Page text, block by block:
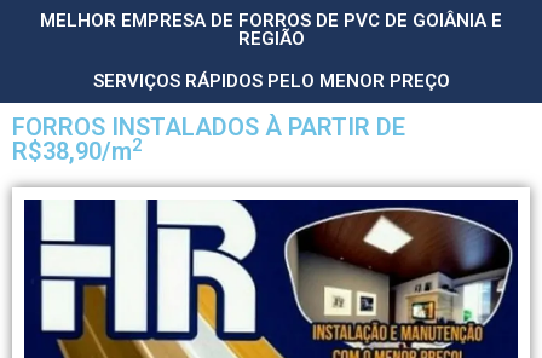
MELHOR EMPRESA DE FORROS DE PVC DE GOIÂNIA E
REGIÃO
SERVIÇOS RÁPIDOS PELO MENOR PREÇO
FORROS INSTALADOS À PARTIR DE
R$38,90/m2